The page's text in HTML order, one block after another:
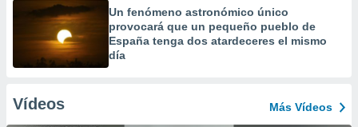
Un fenómeno astronómico único
provocará que un pequeño pueblo de
España tenga dos atardeceres el mismo
día
Vídeos Más Vídeos